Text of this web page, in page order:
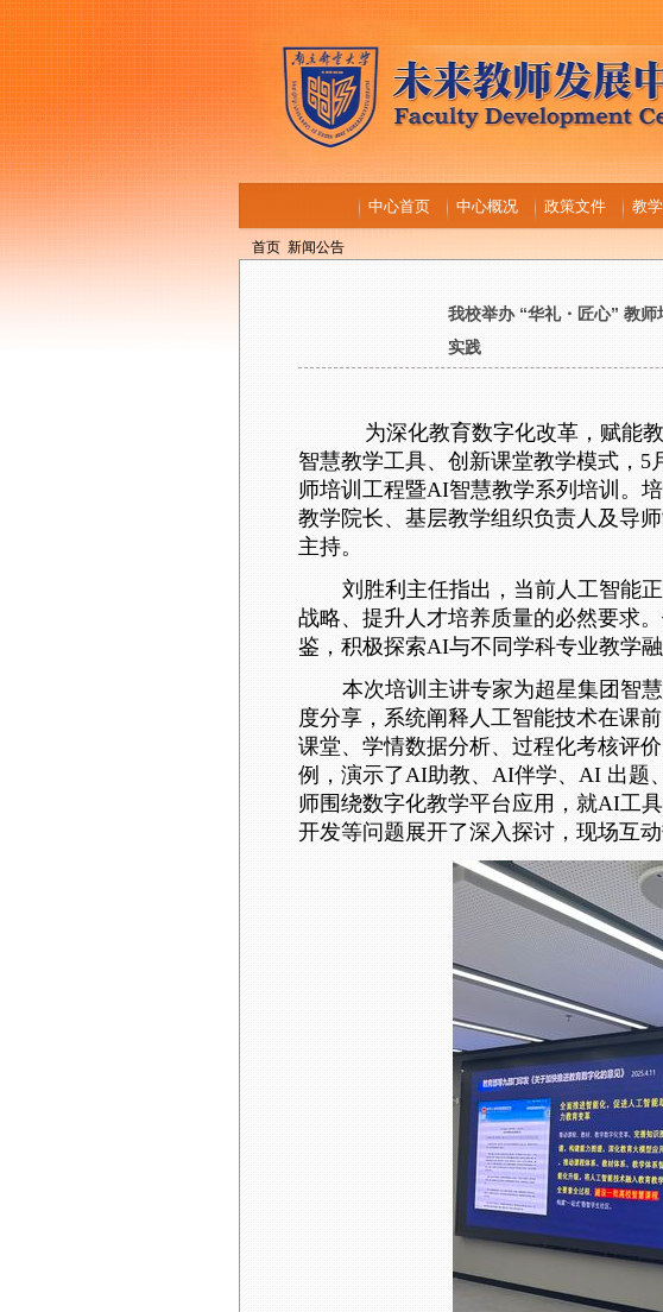
中心首页 中心概况 政策文件 教
首页 新闻公告
我校举办 “华礼・匠心” 教
实践
为深化教育数字化改革，赋能
智慧教学工具、创新课堂教学模式， 5
师培训工程暨AI智慧教学系列培训。
教学院长、基层教学组织负责人及导
主持。
刘胜利 主任指出，当前人工智能
战略、提升人才培养质量的必然要求
鉴，积极探索AI与不同学科专业教学
本次培训 主讲专家为超星集团 智
度分享，系统阐释人工智能技术在课
课堂、学情数据分析、过程化考核评
例，演示了AI助教、AI伴学、 AI 出题、
师围绕数字化教学平台应用，就AI工
开发等问题展开了深入探讨，现场互